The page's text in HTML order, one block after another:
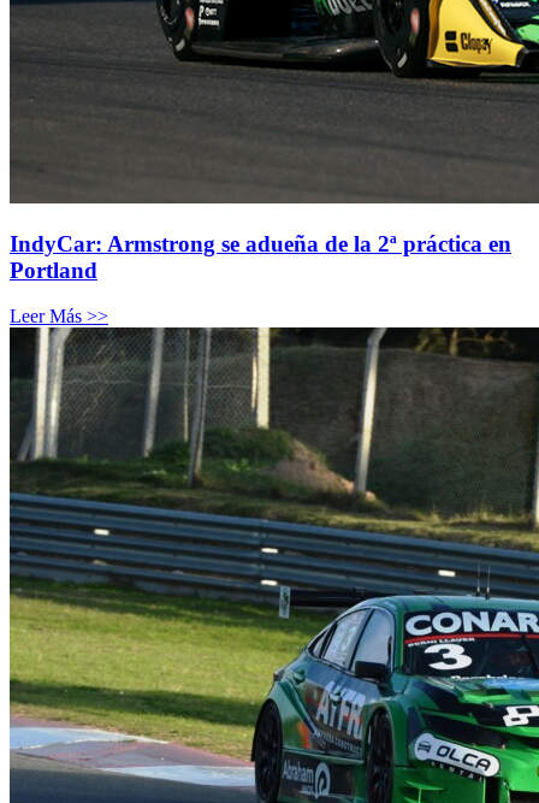
IndyCar: Armstrong se adueña de la 2ª práctica en
Portland
Leer Más >>